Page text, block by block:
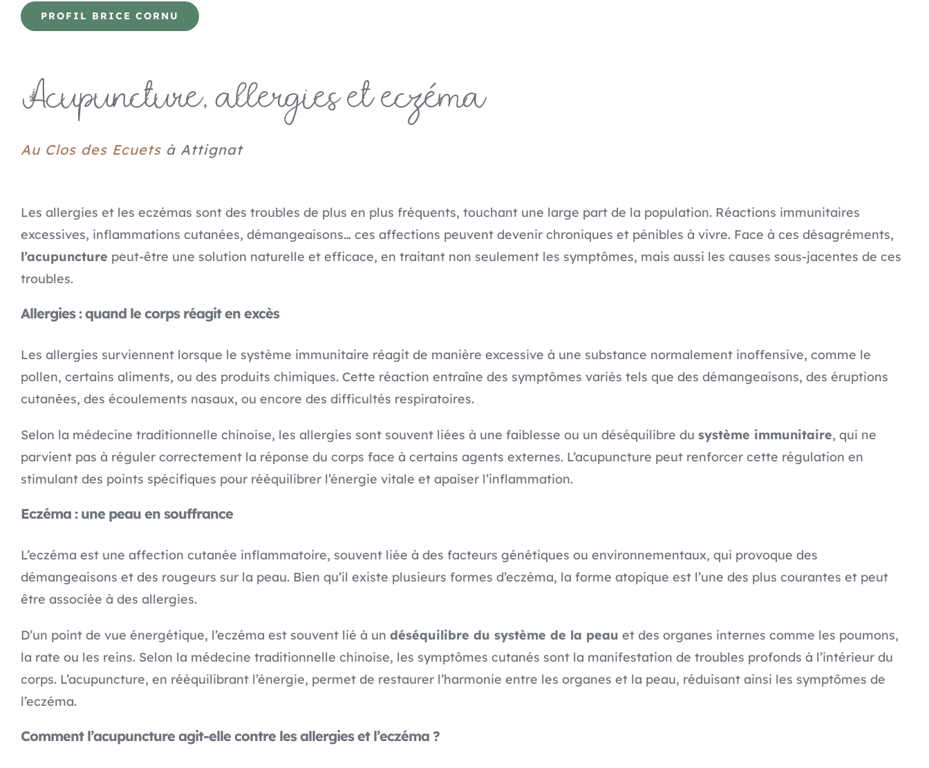
PROFIL BRICE CORNU
Acupuncture, allergies et eczéma
Au Clos des Ecuets à Attignat
Les allergies et les eczémas sont des troubles de plus en plus fréquents, touchant une large part de la population. Réactions immunitaires
excessives, inflammations cutanées, démangeaisons… ces affections peuvent devenir chroniques et pénibles à vivre. Face à ces désagréments,
l’acupuncture peut-être une solution naturelle et efficace, en traitant non seulement les symptômes, mais aussi les causes sous-jacentes de ces
troubles.
Allergies : quand le corps réagit en excès
Les allergies surviennent lorsque le système immunitaire réagit de manière excessive à une substance normalement inoffensive, comme le
pollen, certains aliments, ou des produits chimiques. Cette réaction entraîne des symptômes variés tels que des démangeaisons, des éruptions
cutanées, des écoulements nasaux, ou encore des difficultés respiratoires.
Selon la médecine traditionnelle chinoise, les allergies sont souvent liées à une faiblesse ou un déséquilibre du système immunitaire, qui ne
parvient pas à réguler correctement la réponse du corps face à certains agents externes. L’acupuncture peut renforcer cette régulation en
stimulant des points spécifiques pour rééquilibrer l’énergie vitale et apaiser l’inflammation.
Eczéma : une peau en souffrance
L’eczéma est une affection cutanée inflammatoire, souvent liée à des facteurs génétiques ou environnementaux, qui provoque des
démangeaisons et des rougeurs sur la peau. Bien qu’il existe plusieurs formes d’eczéma, la forme atopique est l’une des plus courantes et peut
être associée à des allergies.
D’un point de vue énergétique, l’eczéma est souvent lié à un déséquilibre du système de la peau et des organes internes comme les poumons,
la rate ou les reins. Selon la médecine traditionnelle chinoise, les symptômes cutanés sont la manifestation de troubles profonds à l’intérieur du
corps. L’acupuncture, en rééquilibrant l’énergie, permet de restaurer l’harmonie entre les organes et la peau, réduisant ainsi les symptômes de
l’eczéma.
Comment l’acupuncture agit-elle contre les allergies et l’eczéma ?